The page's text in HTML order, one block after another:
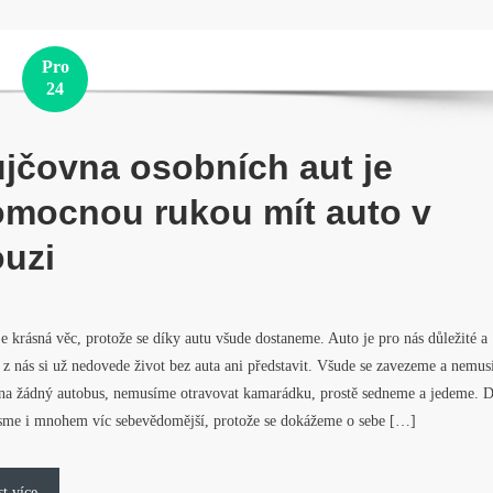
Pro
24
osobních aut je
rukou mít auto v
krásná věc, protože se díky autu všude dostaneme. Auto je pro nás důležité a
nás si už nedovede život bez auta ani představit. Všude se zavezeme a
žádný autobus, nemusíme otravovat kamarádku, prostě sedneme a jedeme.
i mnohem víc sebevědomější, protože se dokážeme o sebe […]